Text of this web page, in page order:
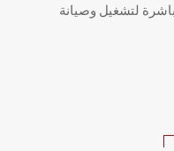
لتشغيل وصيانة